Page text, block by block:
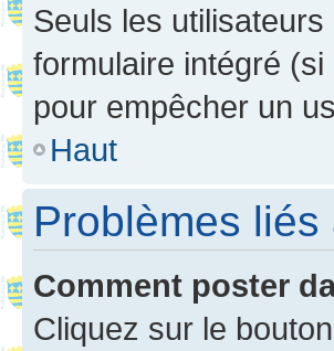
Seuls les
formulaire intégré
pour empêcher un
Haut
Problèmes
Comment poster
Cliquez sur le